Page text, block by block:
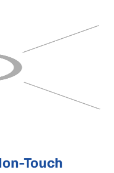
Touch